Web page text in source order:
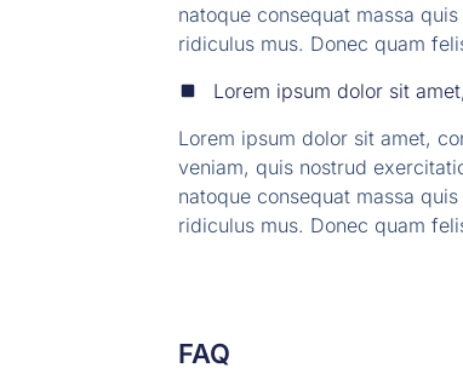
natoque consequat massa
ridiculus mus. Donec quam
Lorem ipsum dolor sit
Lorem ipsum dolor sit amet,
veniam, quis nostrud
natoque consequat massa
ridiculus mus. Donec quam
FAQ